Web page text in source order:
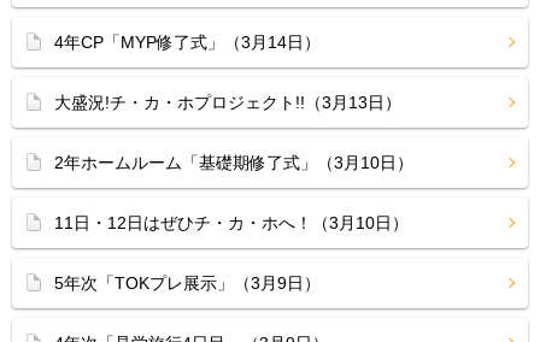
4年CP「MYP修了式」（3月14日）
大盛況!チ・カ・ホプロジェクト!!（3月13日）
2年ホームルーム「基礎期修了式」（3月10日）
11日・12日はぜひチ・カ・ホへ！（3月10日）
5年次「TOKプレ展示」（3月9日）